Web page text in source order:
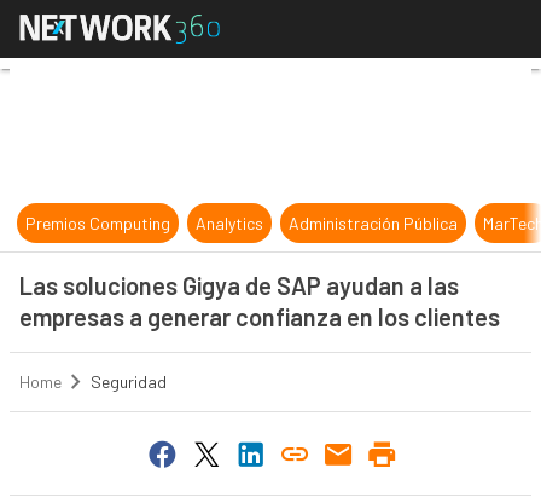
Las soluciones Gigya de SAP
Premios Computing Analytics Administración Pública
Las soluciones Gigya de SAP ayudan a las
empresas a generar confianza en los clientes
Home Seguridad